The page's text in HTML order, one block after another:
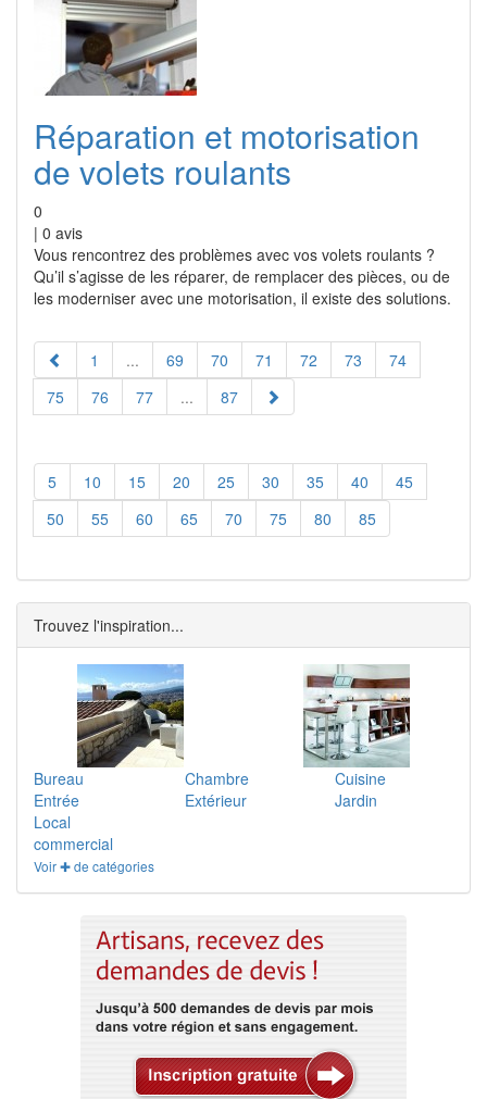
Réparation et motorisation
de volets roulants
0
| 0 avis
Vous rencontrez des problèmes avec vos volets roulants ?
Qu’il s’agisse de les réparer, de remplacer des pièces, ou de
les moderniser avec une motorisation, il existe des solutions.
1 ... 69 70 71 72 73
74
75
76 77 ... 87
5 10 15 20 25 30 35 40
45
50
55 60 65 70 75 80 85
Trouvez l'inspiration...
Bureau Chambre
Cuisine
Entrée
Extérieur
Jardin
Local
commercial
Voir ✚ de catégories